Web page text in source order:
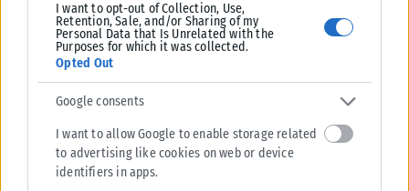
I want to opt-out of Collection, Use,
Retention, Sale, and/or Sharing of my
Personal Data that Is Unrelated with the
Purposes for which it was collected.
Opted Out
Google consents
I want to allow Google to enable storage related
to advertising like cookies on web or device
identifiers in apps.
Θεσσαλονίκη
Σχετικά Άρθρα